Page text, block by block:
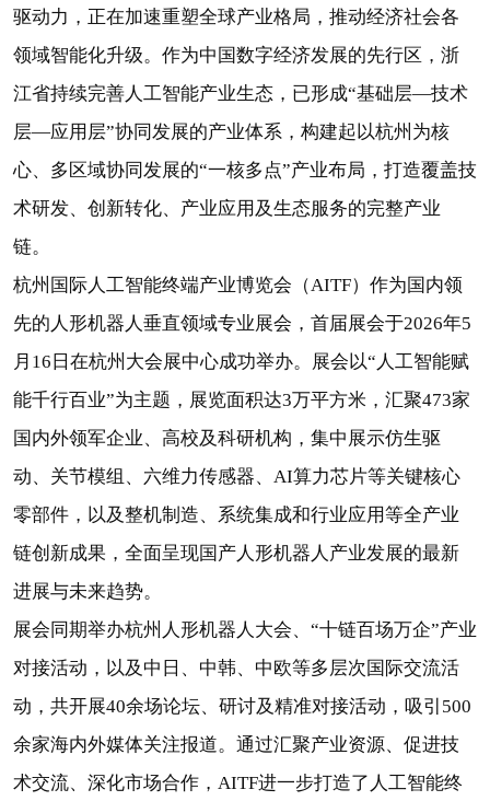
驱动力，正在加速重塑全球产业格局，推动经济社会各
领域智能化升级。作为中国数字经济发展的先行区，浙
江省持续完善人工智能产业生态，已形成“基础层—技术
层—应用层”协同发展的产业体系，构建起以杭州为核
心、多区域协同发展的“一核多点”产业布局，打造覆盖技
术研发、创新转化、产业应用及生态服务的完整产业
链。
杭州国际人工智能终端产业博览会（AITF）作为国内领
先的人形机器人垂直领域专业展会，首届展会于2026年5
月16日在杭州大会展中心成功举办。展会以“人工智能赋
能千行百业”为主题，展览面积达3万平方米，汇聚473家
国内外领军企业、高校及科研机构，集中展示仿生驱
动、关节模组、六维力传感器、AI算力芯片等关键核心
零部件，以及整机制造、系统集成和行业应用等全产业
链创新成果，全面呈现国产人形机器人产业发展的最新
进展与未来趋势。
展会同期举办杭州人形机器人大会、“十链百场万企”产业
对接活动，以及中日、中韩、中欧等多层次国际交流活
动，共开展40余场论坛、研讨及精准对接活动，吸引500
余家海内外媒体关注报道。通过汇聚产业资源、促进技
术交流、深化市场合作，AITF进一步打造了人工智能终